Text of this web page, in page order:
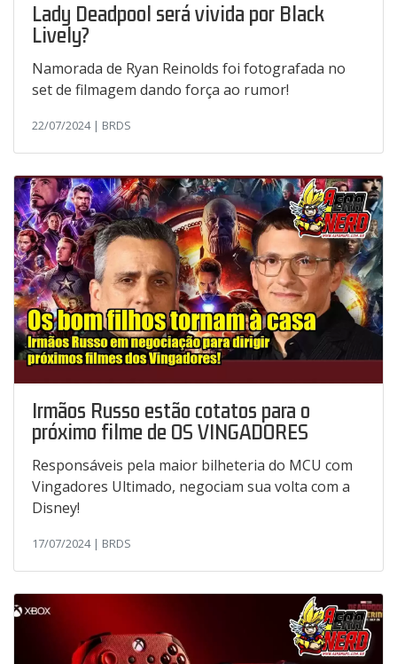
Lady Deadpool será vivida por Black
Lively?
Namorada de Ryan Reinolds foi fotografada no
set de filmagem dando força ao rumor!
22/07/2024 | BRDS
Irmãos Russo estão cotatos para o
próximo filme de OS VINGADORES
Responsáveis pela maior bilheteria do MCU com
Vingadores Ultimado, negociam sua volta com a
Disney!
17/07/2024 | BRDS